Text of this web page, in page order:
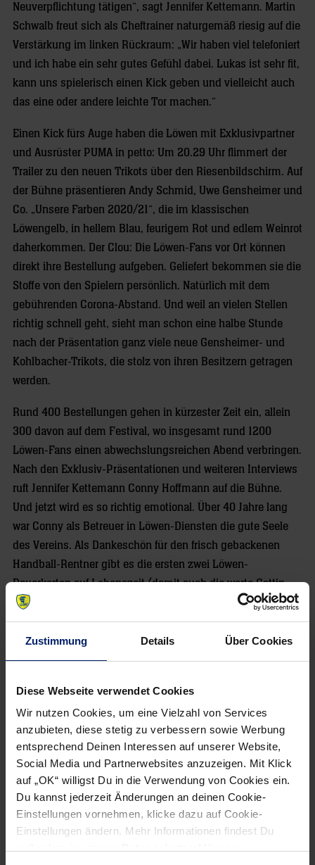
Zustimmung Details Über Cookies
Diese Webseite verwendet Cookies
Wir nutzen Cookies, um eine Vielzahl von Services
anzubieten, diese stetig zu verbessern sowie Werbung
entsprechend Deinen Interessen auf unserer Website,
Social Media und Partnerwebsites anzuzeigen. Mit Klick
auf „OK“ willigst Du in die Verwendung von Cookies ein.
Du kannst jederzeit Änderungen an deinen Cookie-
Einstellungen vornehmen, klicke dazu auf Cookie-
Einstellungen ändern. Mehr Informationen findest Du
Neuverpflichtung tätigen“, sagt Jennifer Kettemann. Martin
Schwalb freut sich als Cheftrainer naturgemäß riesig auf die
Verstärkung im linken Rückraum: „Wir haben viel telefoniert
und ich habe ein sehr gutes Gefühl dabei. Lukas ist sehr fit,
kann uns spielerisch einen Kick geben und vielleicht auch
das eine oder andere leichte Tor machen.“
Einen Kick fürs Auge haben die Löwen mit Exklusivpartner
und Ausrüster PUMA in petto: Um 20.29 Uhr flimmert der
Trailer zu den neuen Trikots über den Riesenbildschirm. Auf
der Bühne präsentieren Andy Schmid, Uwe Gensheimer und
Co. „Unsere Farben 2020/21“, die im klassischen
Löwengelb, in hellem Blau, feurigem Rot und edlem Weinrot
daherkommen. Der Clou: Die Löwen-Fans vor Ort können
direkt ihre Bestellung aufgeben. Geliefert bekommen sie die
Stoffe von den Spielern persönlich. Natürlich mit dem
gebührenden Corona-Abstand. Und weil an vielen Stellen
richtig schnell geht, sieht man schon eine halbe Stunde
nach der Präsentation ganz viele neue Gensheimer- und
Kohlbacher-Trikots, die stolz von ihren Besitzern getragen
werden.
Rund 400 Bestellungen gehen in kürzester Zeit ein, allein
300 davon auf dem Festival, wo insgesamt rund 1200
Löwen-Fans einen abwechslungsreichen Abend verbringen.
Nach den Exklusiv-Präsentationen und weiteren Interviews
ruft Jennifer Kettemann Conny Hoffmann auf die Bühne.
Und jetzt wird es so richtig emotional. Über 40 Jahre lang
war Conny als Betreuer in Löwen-Diensten die gute Seele
des Vereins. Als Dankeschön für den frisch gebackenen
Handball-Rentner gibt es die ersten zwei Löwen-
Dauerkarten auf Lebenszeit (damit auch die werte Gattin
mitkommen kann) sowie eine Foto-Slide-Show auf der
Video-Leinwand. Als Conny sich und seine Jungs in den
schönsten Momenten der vergangenen Jahre sieht, kann er
die Tränen nicht mehr zurückhalten. Zutiefst gerührt
Löwen-Fans: „Ihr habt mich auf den Auswärtsfahrten immer
mit einer guten Wurst versorgt.“
„Werden uns den A… aufreißen“